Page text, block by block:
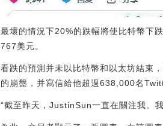
最壞的情況下20%的跌幅將使比特幣
767美元。
看跌的預測并未以比特幣和以太坊結束
的崩盤，并寫信給他超過638,000名
“截至昨天，JustinSun一直在關注我。